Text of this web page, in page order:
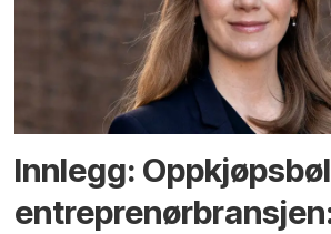
Innlegg: